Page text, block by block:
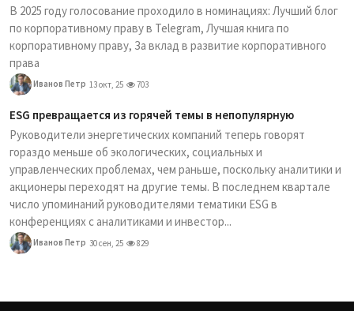
В 2025 году голосование проходило в номинациях: Лучший блог
по корпоративному праву в Telegram, Лучшая книга по
корпоративному праву, За вклад в развитие корпоративного
права
Иванов Петр 13 окт, 25 703
ESG превращается из горячей темы в непопулярную
Руководители энергетических компаний теперь говорят
гораздо меньше об экологических, социальных и
управленческих проблемах, чем раньше, поскольку аналитики и
акционеры переходят на другие темы. В последнем квартале
число упоминаний руководителями тематики ESG в
конференциях с аналитиками и инвестор...
Иванов Петр 30 сен, 25 829